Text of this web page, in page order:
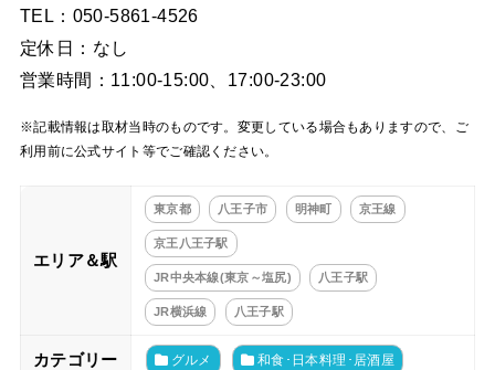
TEL：050-5861-4526
定休日：なし
営業時間：11:00-15:00、17:00-23:00
※記載情報は取材当時のものです。変更している場合もありますので、ご
利用前に公式サイト等でご確認ください。
エリア＆駅
東京都 八王子市 明神町 京王線
京王八王子駅
JR中央本線(東京～塩尻) 八王子駅
JR横浜線 八王子駅
カテゴリー グルメ 和食･日本料理･居酒屋